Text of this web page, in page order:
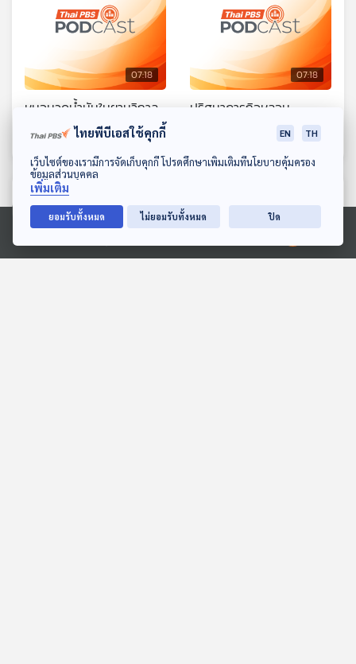
ดาวน์โหลด Thai PBS Podcast Application
Ⓒ 2020 องค์การกระจายเสียงและแพร่ภาพสาธารณะแห่งประเทศไทย
07:18
หมอนวดน้ำมันในยามวิกาล
เสียงปลายสาย
07:18
ปริศนาภารกิจหลอน
ตอนที่เกี่ยวข้อง
ไทยพีบีเอสใช้คุกกี้ EN TH
เว็บไซต์ของเรามีการจัดเก็บคุกกี้ โปรดศึกษาเพิ่มเติมที่นโยบายคุ้มครอง
ข้อมูลส่วนบุคคล
เพิ่มเติม
ยอมรับทั้งหมด ไม่ยอมรับทั้งหมด ปิด